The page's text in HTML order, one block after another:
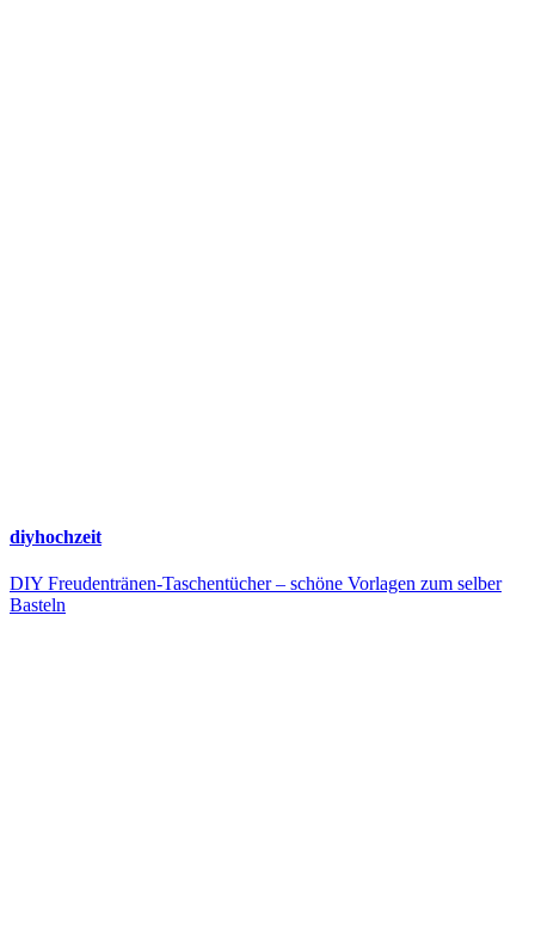
diyhochzeit
DIY Freudentränen-Taschentücher – schöne Vorlagen zum selber
Basteln